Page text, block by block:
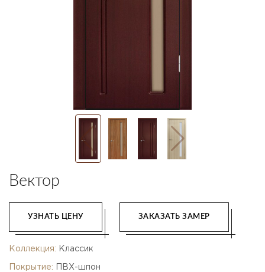
Вектор
УЗНАТЬ ЦЕНУ ЗАКАЗАТЬ ЗАМЕР
Коллекция: Классик
Покрытие: ПВХ-шпон